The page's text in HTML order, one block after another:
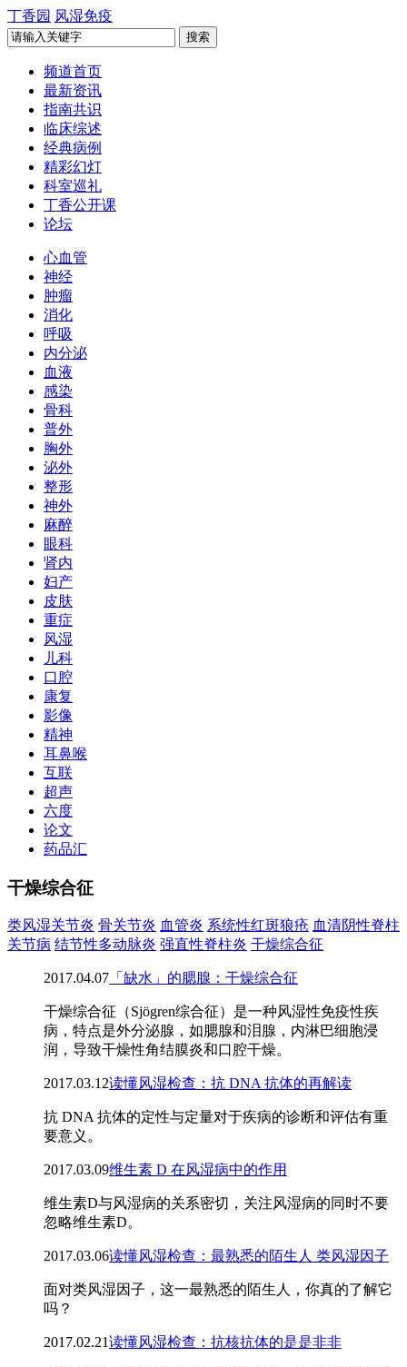
丁香园 风湿免疫
频道首页
最新资讯
指南共识
临床综述
经典病例
精彩幻灯
科室巡礼
丁香公开课
论坛
心血管
神经
肿瘤
消化
呼吸
内分泌
血液
感染
骨科
普外
胸外
泌外
整形
神外
麻醉
眼科
肾内
妇产
皮肤
重症
风湿
儿科
口腔
康复
影像
精神
耳鼻喉
互联
超声
六度
论文
药品汇
干燥综合征
类风湿关节炎 骨关节炎 血管炎 系统性红斑狼疮 血清阴性脊柱
关节病 结节性多动脉炎 强直性脊柱炎 干燥综合征
2017.04.07 「缺水」的腮腺：干燥综合征
干燥综合征（Sjӧgren综合征）是一种风湿性免疫性疾
病，特点是外分泌腺，如腮腺和泪腺，内淋巴细胞浸
润，导致干燥性角结膜炎和口腔干燥。
2017.03.12读懂风湿检查：抗 DNA 抗体的再解读
抗 DNA 抗体的定性与定量对于疾病的诊断和评估有重
要意义。
2017.03.09维生素 D 在风湿病中的作用
维生素D与风湿病的关系密切，关注风湿病的同时不要
忽略维生素D。
2017.03.06读懂风湿检查：最熟悉的陌生人 类风湿因子
面对类风湿因子，这一最熟悉的陌生人，你真的了解它
吗？
2017.02.21读懂风湿检查：抗核抗体的是是非非